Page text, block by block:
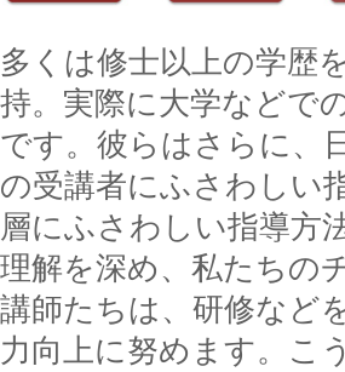
多くは修士以上の学歴
持。実際に大学などで
です。彼らはさらに、
の受講者にふさわしい
層にふさわしい指導方
理解を深め、私たちの
講師たちは、研修など
力向上に努めます。こ